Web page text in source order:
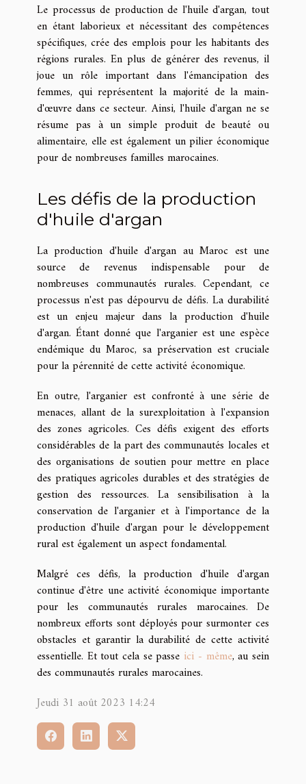
Le processus de production de l'huile d'argan, tout
en étant laborieux et nécessitant des compétences
spécifiques, crée des emplois pour les habitants des
régions rurales. En plus de générer des revenus, il
joue un rôle important dans l'émancipation des
femmes, qui représentent la majorité de la main-
d'œuvre dans ce secteur. Ainsi, l'huile d'argan ne se
résume pas à un simple produit de beauté ou
alimentaire, elle est également un pilier économique
pour de nombreuses familles marocaines.
Les défis de la production
d'huile d'argan
La production d'huile d'argan au Maroc est une
source de revenus indispensable pour de
nombreuses communautés rurales. Cependant, ce
processus n'est pas dépourvu de défis. La durabilité
est un enjeu majeur dans la production d'huile
d'argan. Étant donné que l'arganier est une espèce
endémique du Maroc, sa préservation est cruciale
pour la pérennité de cette activité économique.
En outre, l'arganier est confronté à une série de
menaces, allant de la surexploitation à l'expansion
des zones agricoles. Ces défis exigent des efforts
considérables de la part des communautés locales et
des organisations de soutien pour mettre en place
des pratiques agricoles durables et des stratégies de
gestion des ressources. La sensibilisation à la
conservation de l'arganier et à l'importance de la
production d'huile d'argan pour le développement
rural est également un aspect fondamental.
Malgré ces défis, la production d'huile d'argan
continue d'être une activité économique importante
pour les communautés rurales marocaines. De
nombreux efforts sont déployés pour surmonter ces
obstacles et garantir la durabilité de cette activité
essentielle. Et tout cela se passe ici - même, au sein
des communautés rurales marocaines.
Jeudi 31 août 2023 14:24